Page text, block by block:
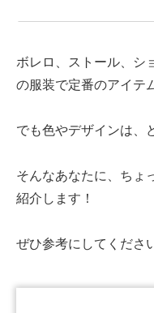
ボレロ、ストール、シ
の服装で定番のアイテ
でも色やデザインは、
そんなあなたに、ちょ
紹介します！
ぜひ参考にしてくださ